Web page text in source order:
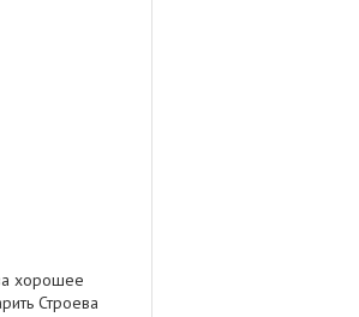
хорошее
Строева